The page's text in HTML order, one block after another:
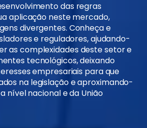
das regras
aplicação neste mercado,
divergentes. Conheça e
e reguladores, ajudando-
as complexidades deste setor e
tecnológicos, deixando
empresariais para que
na legislação e aproximando-
nível nacional e da União